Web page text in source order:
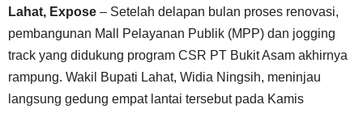
Lahat, Expose – Setelah delapan bulan proses renovasi,
pembangunan Mall Pelayanan Publik (MPP) dan jogging
track yang didukung program CSR PT Bukit Asam akhirnya
rampung. Wakil Bupati Lahat, Widia Ningsih, meninjau
langsung gedung empat lantai tersebut pada Kamis